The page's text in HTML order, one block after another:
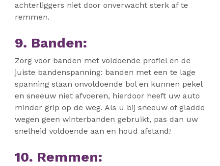
achterliggers niet door onverwacht sterk af te
remmen.
9. Banden:
Zorg voor banden met voldoende profiel en de
juiste bandenspanning: banden met een te lage
spanning staan onvoldoende bol en kunnen pekel
en sneeuw niet afvoeren, hierdoor heeft uw auto
minder grip op de weg. Als u bij sneeuw of gladde
wegen geen winterbanden gebruikt, pas dan uw
snelheid voldoende aan en houd afstand!
10. Remmen: